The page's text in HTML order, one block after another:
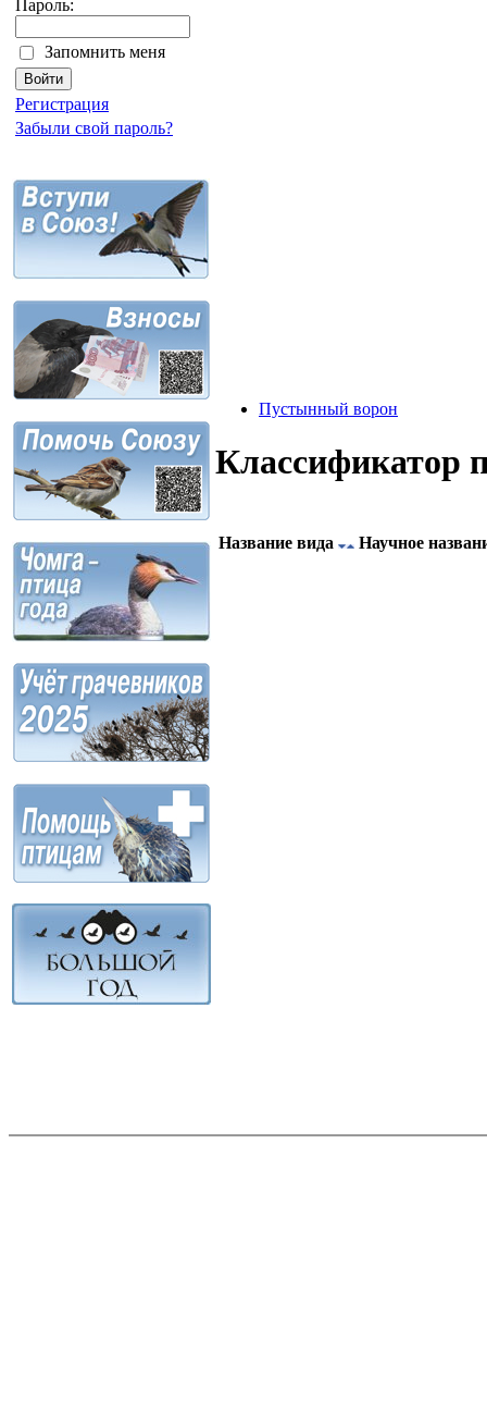
Пароль:
Запомнить меня
Регистрация
Забыли свой пароль?
Пустынный ворон
Классификатор
Название вида Научное